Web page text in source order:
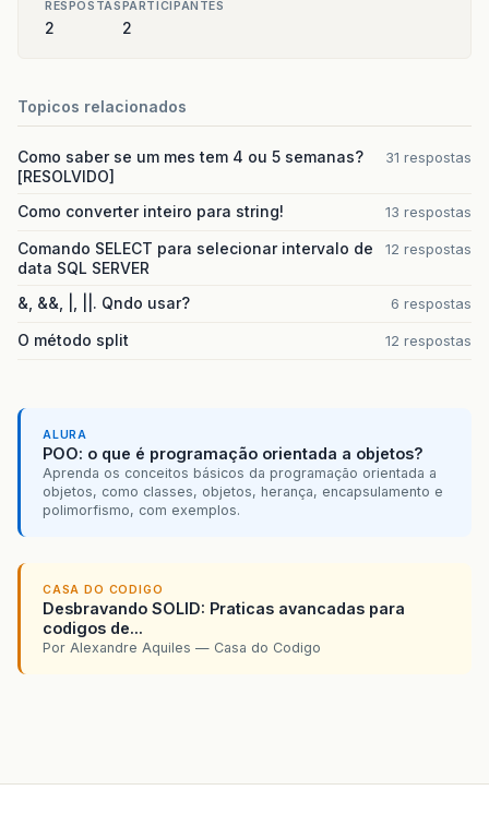
RESPOSTAS
2
PARTICIPANTES
2
Topicos relacionados
Como saber se um mes tem 4 ou 5 semanas?
[RESOLVIDO]
31 respostas
Como converter inteiro para string! 13 respostas
Comando SELECT para selecionar intervalo de
data SQL SERVER
12 respostas
&, &&, |, ||. Qndo usar? 6 respostas
O método split 12 respostas
ALURA
POO: o que é programação orientada a objetos?
Aprenda os conceitos básicos da programação orientada a
objetos, como classes, objetos, herança, encapsulamento e
polimorfismo, com exemplos.
CASA DO CODIGO
Desbravando SOLID: Praticas avancadas para
codigos de...
Por Alexandre Aquiles — Casa do Codigo